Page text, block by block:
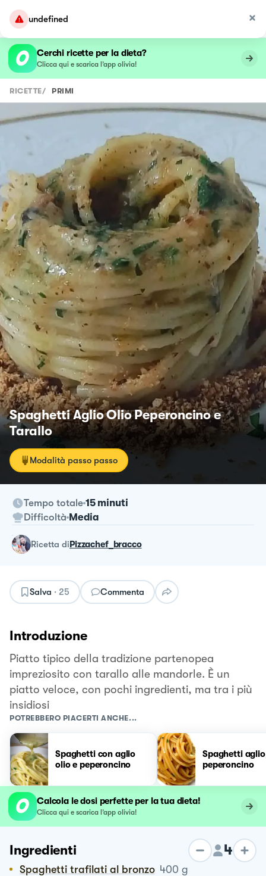
undefined
Cerchi ricette per la dieta?
Clicca qui e scarica l’app olivia!
RICETTE/ PRIMI
Spaghetti Aglio Olio Peperoncino e
Tarallo
Modalità passo passo
Tempo totale 15 minuti
Difficoltà Media
ricetta diPizzachef_bracco
Salva · 25 Commenta
Introduzione
Piatto tipico della tradizione partenopea
impreziosito con tarallo alle mandorle. È un
piatto veloce, con pochi ingredienti, ma tra i più
insidiosi
POTREBBERO PIACERTI ANCHE...
Spaghetti con aglio
olio e peperoncino
Spaghetti
peperoncino
Calcola le dosi perfette per la tua dieta!
Clicca qui e scarica l’app olivia!
Ingredienti 4
Spaghetti trafilati al bronzo 400 g